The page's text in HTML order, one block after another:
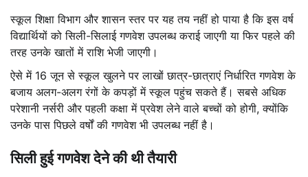
स्कूल शिक्षा विभाग और शासन स्तर पर यह तय नहीं हो पाया है कि इस वर्ष
विद्यार्थियों को सिली-सिलाई गणवेश उपलब्ध कराई जाएगी या फिर पहले की
तरह उनके खातों में राशि भेजी जाएगी।
ऐसे में 16 जून से स्कूल खुलने पर लाखों छात्र-छात्राएं निर्धारित गणवेश के
बजाय अलग-अलग रंगों के कपड़ों में स्कूल पहुंच सकते हैं। सबसे अधिक
परेशानी नर्सरी और पहली कक्षा में प्रवेश लेने वाले बच्चों को होगी, क्योंकि
उनके पास पिछले वर्षों की गणवेश भी उपलब्ध नहीं है।
सिली हुई गणवेश देने की थी तैयारी